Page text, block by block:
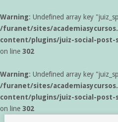
Warning: Undefined array key
/furanet/sites/
content/plugins/juiz-social-
on line 302
Warning: Undefined array key
/furanet/sites/
content/plugins/juiz-social-
on line 302